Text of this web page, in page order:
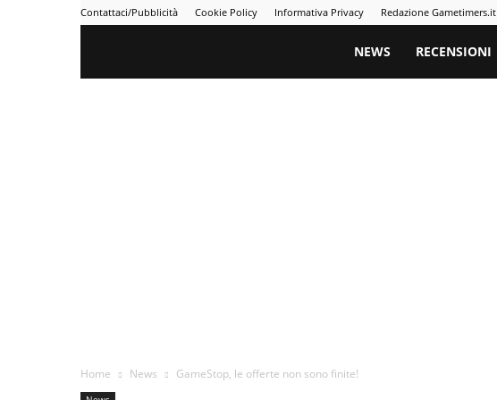
Contattaci/Pubblicità Cookie Policy Informativa Privacy Redazione Gametimers.it
Gametimers
NEWS RECENSIONI
Home News GameStop, le offerte non sono finite!